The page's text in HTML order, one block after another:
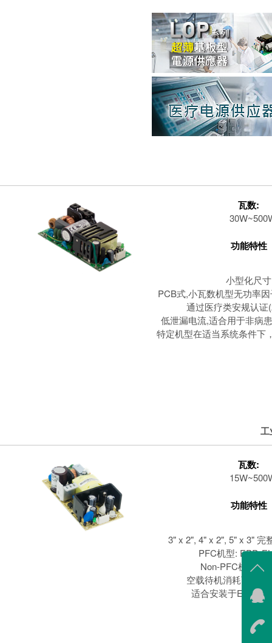
瓦数:
功能特性
小型化尺寸
PCB式,小瓦数机型无功率
通过医疗类安规认证
低泄漏电流,适合用于非病
特定机型在适当系统条件下
工
瓦数:
功能特性
3" x 2", 4" x 2", 5" x 3" 完
PFC机型: EPP,
Non-PFC机型:
空载待机消耗瓦数
适合安装于ErP相
在线
我